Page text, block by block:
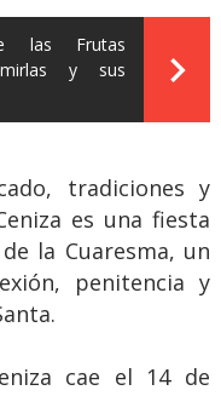
las Frutas
y sus
tradiciones y
es una fiesta
la Cuaresma, un
penitencia y
cae el 14 de